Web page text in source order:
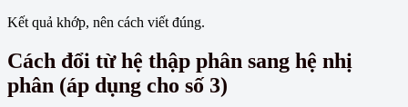
Kết quả khớp, nên cách viết đúng.
Cách đổi từ hệ thập phân sang hệ nhị
phân (áp dụng cho số 3)